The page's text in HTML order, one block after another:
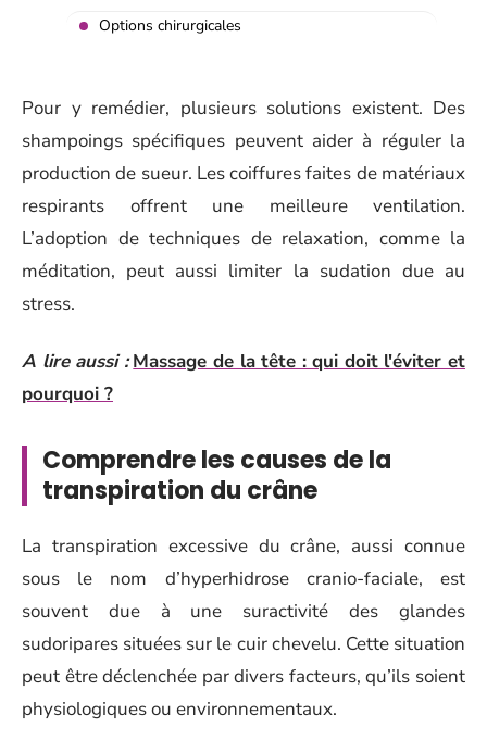
Options chirurgicales
Pour y remédier, plusieurs solutions existent. Des
shampoings spécifiques peuvent aider à réguler la
production de sueur. Les coiffures faites de matériaux
respirants offrent une meilleure ventilation.
L’adoption de techniques de relaxation, comme la
méditation, peut aussi limiter la sudation due au
stress.
A lire aussi : Massage de la tête : qui doit l'éviter et
pourquoi ?
Comprendre les causes de la
transpiration du crâne
La transpiration excessive du crâne, aussi connue
sous le nom d’hyperhidrose cranio-faciale, est
souvent due à une suractivité des glandes
sudoripares situées sur le cuir chevelu. Cette situation
peut être déclenchée par divers facteurs, qu’ils soient
physiologiques ou environnementaux.